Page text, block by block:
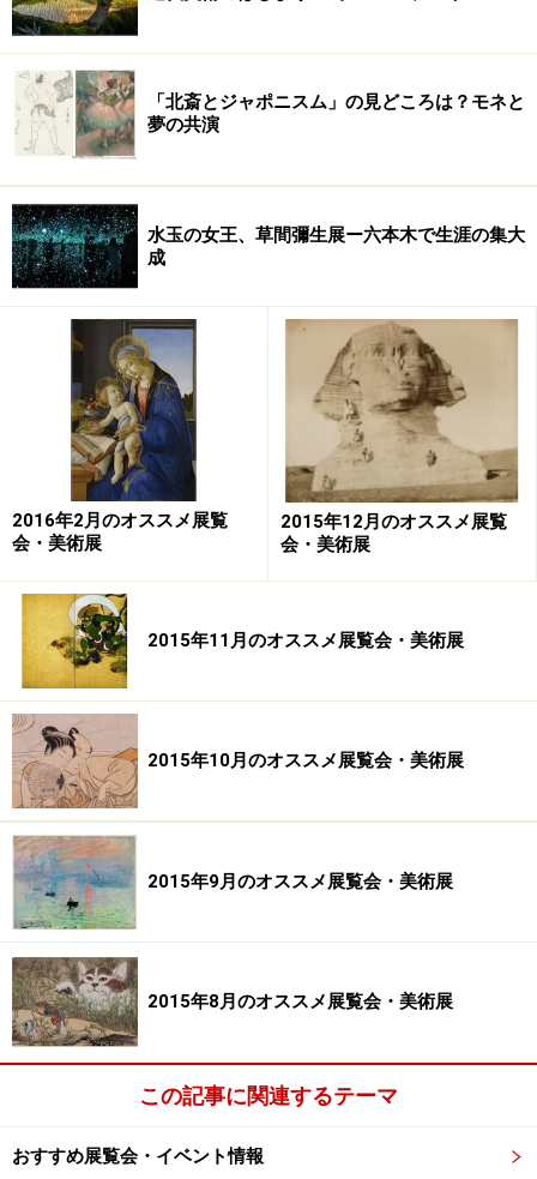
館内にはアレクサンダー・コールダーのモビール作品
「ロンドン」や、高松次郎の作品「影」などもありま
す。
また建物のつくりが独特で、地上には目印となるオブジ
ェだけがあり、美術館としての機能を果たす主要な部分
は全て地下にあります。
地下３階まで延べ床面積約13,500m2にわたる空間を活用
して、企画展示室では現代美術だけでなく、新聞社主催
の様々な展覧会を開催。常設展示室では、収蔵作品の紹
介に加え、若手作家を紹介する小規模の企画展などが行
【国立国際美術館】
■開館時間 10:00～17:00（入館は閉館の30分前まで）
※特別展開催期間中の金曜日については10:00～19:00
■休館日 月曜日(月曜日が祝日の場合は翌日)、年末年
始（12月28日～１月４日）
■観覧料（常設展）
一般 420円
大学生 130円
高校生 70円 ※2008年２月26日「コレクション４」
からは無料
※小・中学生、65歳以上、心身に障害のある方及び付
添者１名は無料
■所在地 大阪市北区中之島４-２-55
■電話番号 06-6447-4680
■WEBサイト
http://www.nmao.go.jp/
「北斎とジャポニスム」の見どころは？モネと
夢の共演
水玉の女王、草間彌生展ー六本木で生涯の集大
成
2016年2月のオススメ展覧
会・美術展
2015年12月のオススメ展覧
会・美術展
2015年11月のオススメ展覧会・美術展
2015年10月のオススメ展覧会・美術展
2015年9月のオススメ展覧会・美術展
2015年8月のオススメ展覧会・美術展
この記事に関連するテーマ
おすすめ展覧会・イベント情報